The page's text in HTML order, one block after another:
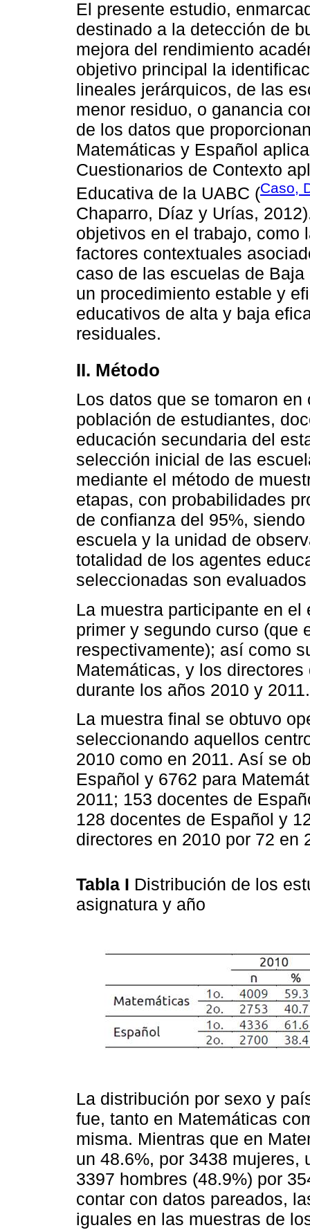
El presente estudio,
destinado a la detección de
mejora del rendimiento
objetivo principal la
lineales jerárquicos, de las
menor residuo, o ganancia
de los datos que
Matemáticas y Español
Cuestionarios de Contexto
Educativa de la UABC (Caso,
Chaparro, Díaz y Urías,
objetivos en el trabajo, como
factores contextuales
caso de las escuelas de
un procedimiento estable y
educativos de alta y baja
residuales.
II. Método
Los datos que se tomaron
población de estudiantes,
educación secundaria del
selección inicial de las
mediante el método de
etapas, con probabilidades
de confianza del 95%,
escuela y la unidad de
totalidad de los agentes
seleccionadas son
La muestra participante en
primer y segundo curso (que
respectivamente); así como
Matemáticas, y los
durante los años 2010 y 2011.
La muestra final se obtuvo
seleccionando aquellos
2010 como en 2011. Así se
Español y 6762 para
2011; 153 docentes de
128 docentes de Español y
directores en 2010 por 72
Tabla I Distribución de los
asignatura y año
La distribución por sexo y
fue, tanto en Matemáticas
misma. Mientras que en
un 48.6%, por 3438 mujeres,
3397 hombres (48.9%) por
contar con datos pareados,
iguales en las muestras de